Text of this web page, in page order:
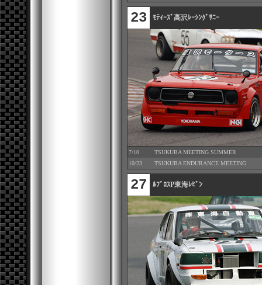
23 ﾓﾃｨｰｽﾞ高沢ﾚｰｼﾝｸﾞｻﾆｰ
7/10
TSUKUBA MEETING SUMMER
10/23
TSUKUBA ENDURANCE MEETING
27 ﾙﾌﾞﾛｽP東海ﾚﾋﾞﾝ